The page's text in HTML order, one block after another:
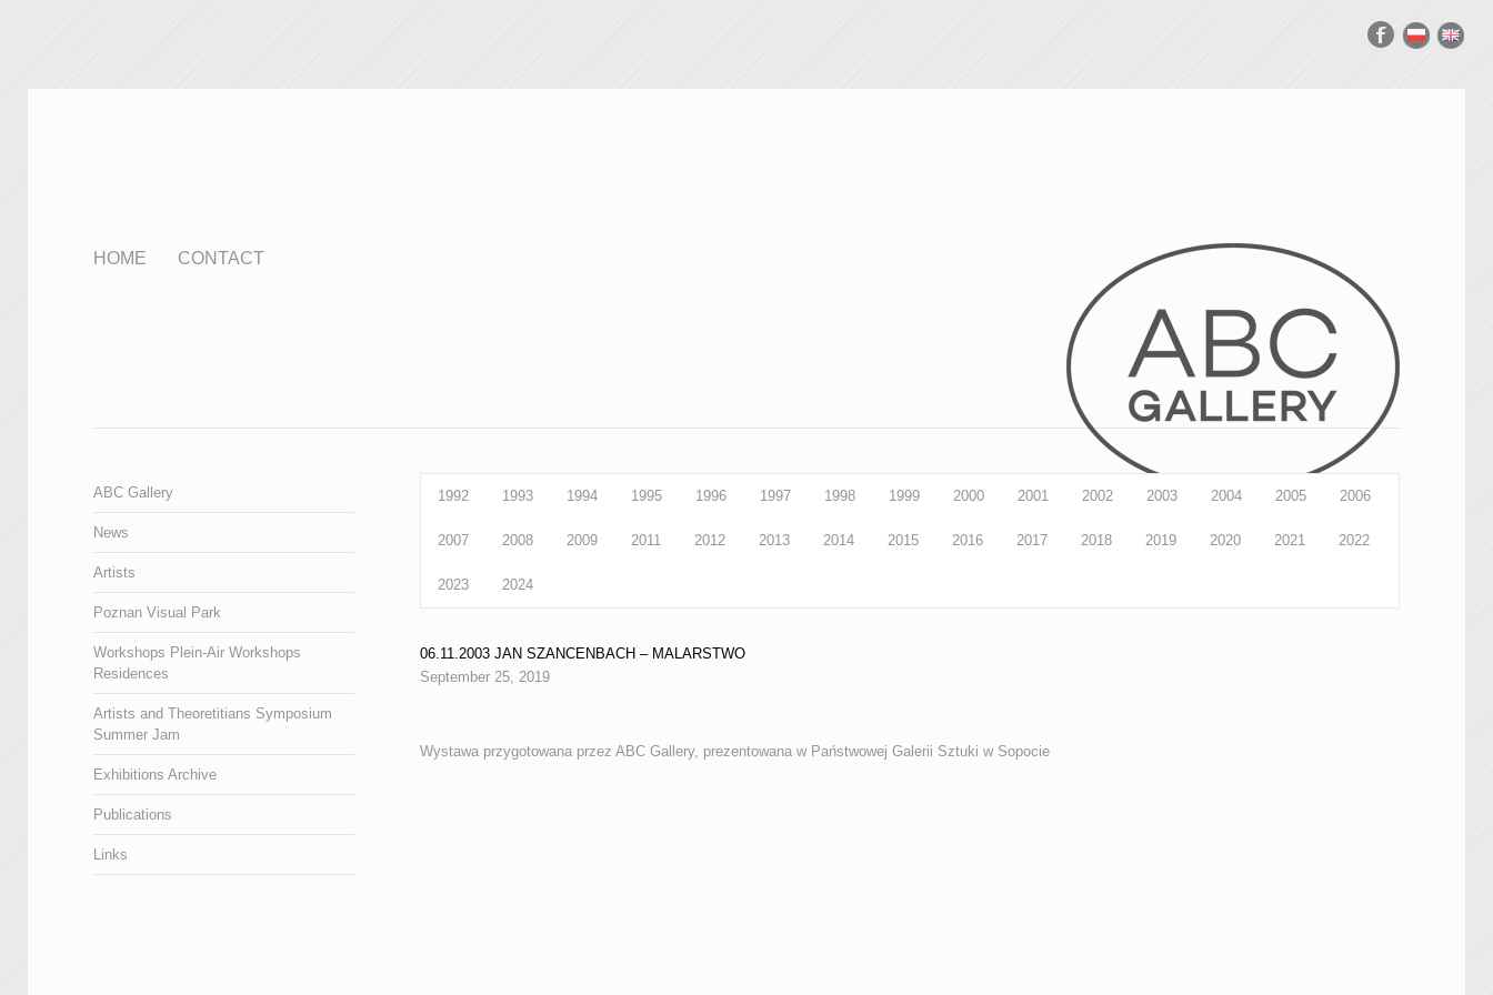
HOME CONTACT
1992 1993 1994 1995 1996 1997 1998 1999 2000 2001 2002 2003 2004 2005 2006
2007 2008 2009 2011 2012 2013 2014 2015 2016 2017 2018 2019 2020 2021 2022
2023 2024
06.11.2003 JAN SZANCENBACH – MALARSTWO
September 25, 2019
Wystawa przygotowana przez ABC Gallery, prezentowana w Państwowej Galerii Sztuki w Sopocie
ABC Gallery
News
Artists
Poznan Visual Park
Workshops Plein-Air Workshops
Residences
Artists and Theoretitians Symposium
Summer Jam
Exhibitions Archive
Publications
Links